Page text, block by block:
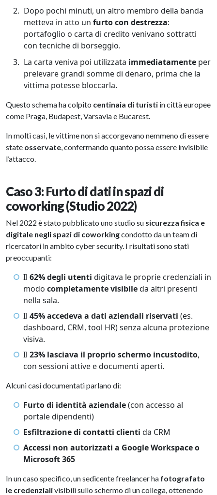
Dopo pochi minuti, un altro membro della banda
metteva in atto un furto con destrezza:
portafoglio o carta di credito venivano sottratti
con tecniche di borseggio.
La carta veniva poi utilizzata immediatamente per
prelevare grandi somme di denaro, prima che la
vittima potesse bloccarla.
Questo schema ha colpito centinaia di turisti in città europee
come Praga, Budapest, Varsavia e Bucarest.
In molti casi, le vittime non si accorgevano nemmeno di essere
state osservate, confermando quanto possa essere invisibile
l’attacco.
Caso 3: Furto di dati in spazi di
coworking (Studio 2022)
Nel 2022 è stato pubblicato uno studio su sicurezza fisica e
digitale negli spazi di coworkingcondotto da un team di
ricercatori in ambito cyber security. I risultati sono stati
preoccupanti:
Il 62% degli utenti digitava le proprie credenziali in
modo completamente visibileda altri presenti
nella sala.
Il 45% accedeva a dati aziendali riservati (es.
dashboard, CRM, tool HR) senza alcuna protezione
visiva.
Il 23% lasciava il proprio schermo incustodito,
con sessioni attive e documenti aperti.
Alcuni casi documentati parlano di:
Furto di identità aziendale(con accesso al
portale dipendenti)
Esfiltrazione di contatti clienti da CRM
Accessi non autorizzati a Google Workspace o
Microsoft 365
In un caso specifico, un sedicente freelancer ha fotografato
le credenzialivisibili sullo schermo di un collega, ottenendo